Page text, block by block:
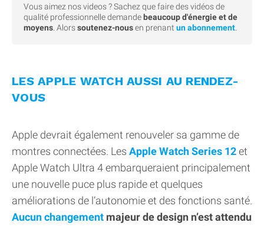
Vous aimez nos videos ? Sachez que faire des vidéos de
qualité professionnelle demande beaucoup d'énergie et de
moyens . Alorssoutenez-nousen prenant un abonnement
LES APPLE WATCH AUSSI AU RENDEZ-
VOUS
Apple devrait également renouveler sa gamme de
montres connectées. Les Apple Watch Series 12et
Apple Watch Ultra 4 embarqueraient principalement
une nouvelle puce plus rapide et quelques
améliorations de l’autonomie et des fonctions santé.
Aucun changement majeur de design n’est attendu